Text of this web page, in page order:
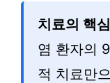
치료의 핵
염 환자의
적 치료만